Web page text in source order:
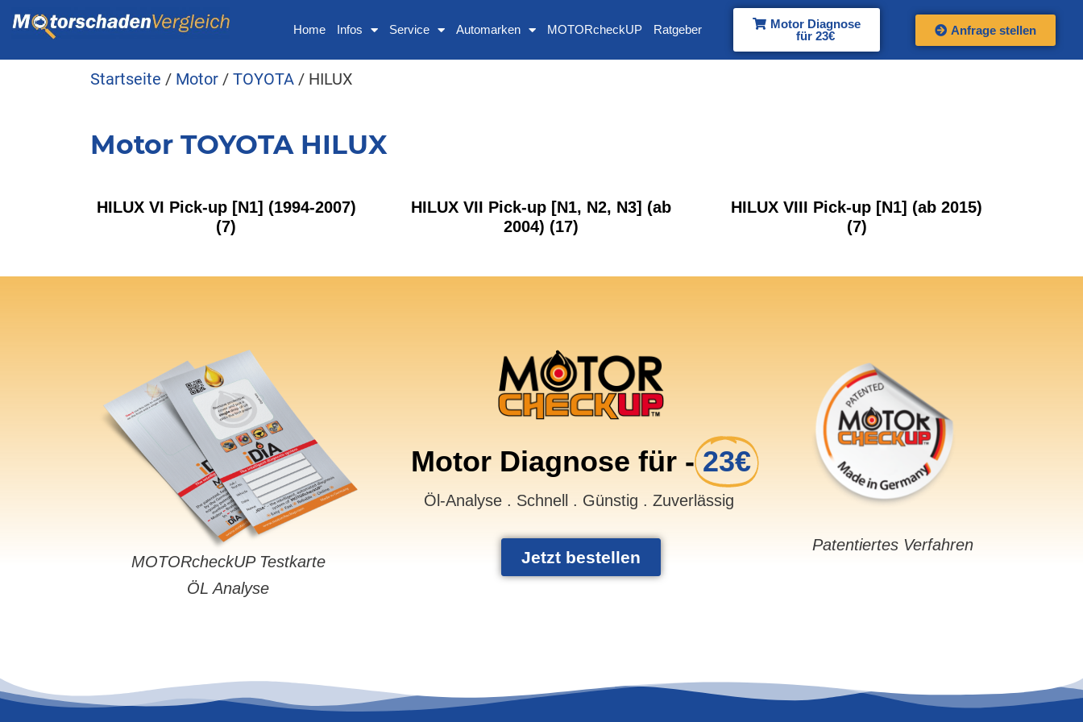
Home Infos Service Automarken MOTORcheckUP Ratgeber
Motor Diagnose
für 23€
Anfrage stellen
Startseite / Motor / TOYOTA / HILUX
Motor TOYOTA HILUX
HILUX VI Pick-up [N1] (1994-2007)
(7)
HILUX VII Pick-up [N1, N2, N3] (ab
2004) (17)
HILUX VIII Pick-up [N1] (ab 2015)
(7)
MOTORcheckUP Testkarte
ÖL Analyse
Motor Diagnose für - 23€
Öl-Analyse . Schnell . Günstig . Zuverlässig
Jetzt bestellen
Patentiertes Verfahren